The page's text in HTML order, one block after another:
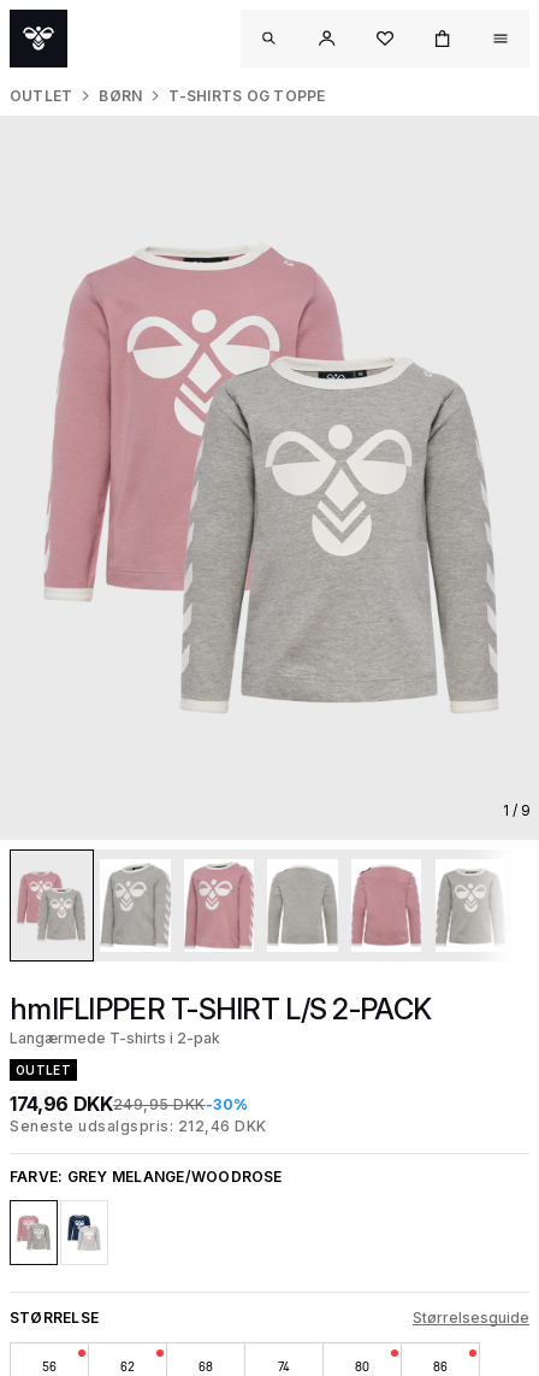
OUTLET BØRN T-SHIRTS OG TOPPE
1 / 9
hmlFLIPPER T-SHIRT L/S 2-PACK
Langærmede T-shirts i 2-pak
OUTLET
174,96 DKK249,95 DKK-30%
Seneste udsalgspris: 212,46 DKK
FARVE: GREY MELANGE/WOODROSE
STØRRELSE Størrelsesguide
56 62 68 74 80 86